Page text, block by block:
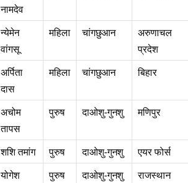
नामदेव
न्येमेन
वांगसू
महिला चांगछुआन
अरुणाचल
प्रदेश
अर्पिता
दास
महिला चांगछुआन बिहार
अचोम
तापस
पुरुष दाओशु-गुनशु मणिपुर
शशि तमांग पुरुष दाओशु-गुनशु
एयर फोर्स
योगेश
पुरुष दाओशु-गुनशु राजस्थान